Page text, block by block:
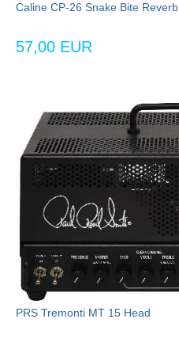
Caline CP-26 Snake Bite Reverb
57,00 EUR
PRS Tremonti MT 15 Head